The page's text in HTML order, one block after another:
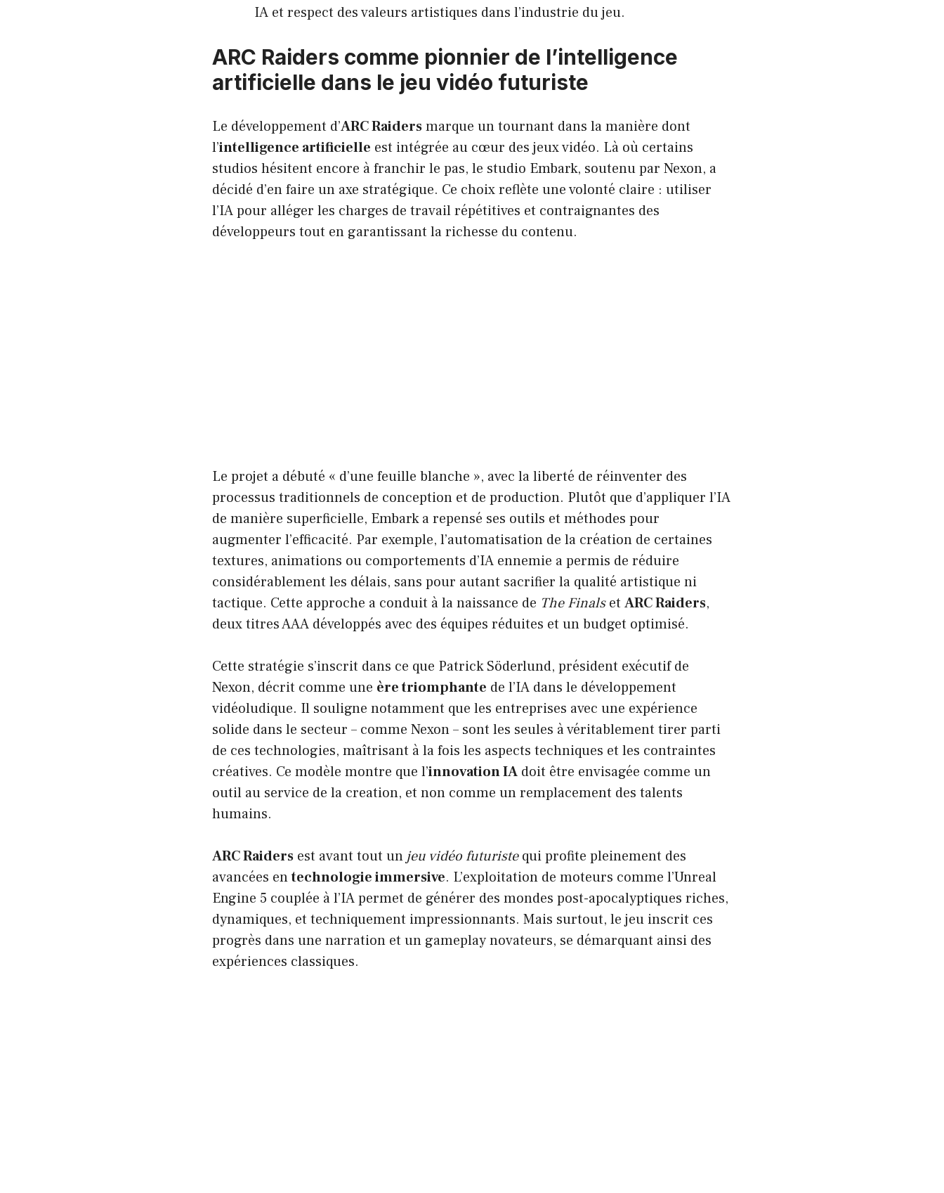
IA et respect des valeurs artistiques dans l’industrie du jeu.
ARC Raiders comme pionnier de l’intelligence
artificielle dans le jeu vidéo futuriste
Le développement d’ARC Raidersmarque un tournant dans la manière dont
l’intelligence artificielle est intégrée au cœur des jeux vidéo. Là où certains
studios hésitent encore à franchir le pas, le studio Embark, soutenu par Nexon, a
décidé d’en faire un axe stratégique. Ce choix reflète une volonté claire : utiliser
l’IA pour alléger les charges de travail répétitives et contraignantes des
développeurs tout en garantissant la richesse du contenu.
Le projet a débuté « d’une feuille blanche », avec la liberté de réinventer des
processus traditionnels de conception et de production. Plutôt que d’appliquer l’IA
de manière superficielle, Embark a repensé ses outils et méthodes pour
augmenter l’efficacité. Par exemple, l’automatisation de la création de certaines
textures, animations ou comportements d’IA ennemie a permis de réduire
considérablement les délais, sans pour autant sacrifier la qualité artistique ni
tactique. Cette approche a conduit à la naissance de The Finalset ARC Raiders,
deux titres AAA développés avec des équipes réduites et un budget optimisé.
Cette stratégie s’inscrit dans ce que Patrick Söderlund, président exécutif de
Nexon, décrit comme une ère triomphante de l’IA dans le développement
vidéoludique. Il souligne notamment que les entreprises avec une expérience
solide dans le secteur – comme Nexon – sont les seules à véritablement tirer parti
de ces technologies, maîtrisant à la fois les aspects techniques et les contraintes
créatives. Ce modèle montre que l’innovation IA doit être envisagée comme un
outil au service de la creation, et non comme un remplacement des talents
humains.
ARC Raiders est avant tout un jeu vidéo futuristequi profite pleinement des
avancées entechnologie immersive. L’exploitation de moteurs comme l’Unreal
Engine 5 couplée à l’IA permet de générer des mondes post-apocalyptiques riches,
dynamiques, et techniquement impressionnants. Mais surtout, le jeu inscrit ces
progrès dans une narration et un gameplay novateurs, se démarquant ainsi des
expériences classiques.